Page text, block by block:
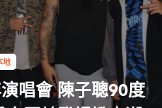
地
唱會 陳子聰90度